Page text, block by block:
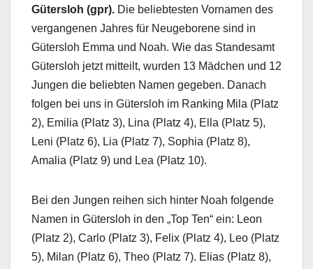
Gütersloh (gpr). Die beliebtesten Vornamen des
vergangenen Jahres für Neugeborene sind in
Gütersloh Emma und Noah. Wie das Standesamt
Gütersloh jetzt mitteilt, wurden 13 Mädchen und 12
Jungen die beliebten Namen gegeben. Danach
folgen bei uns in Gütersloh im Ranking Mila (Platz
2), Emilia (Platz 3), Lina (Platz 4), Ella (Platz 5),
Leni (Platz 6), Lia (Platz 7), Sophia (Platz 8),
Amalia (Platz 9) und Lea (Platz 10).
Bei den Jungen reihen sich hinter Noah folgende
Namen in Gütersloh in den „Top Ten“ ein: Leon
(Platz 2), Carlo (Platz 3), Felix (Platz 4), Leo (Platz
5), Milan (Platz 6), Theo (Platz 7). Elias (Platz 8),